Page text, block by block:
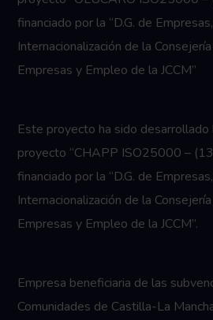
financiado por la “D.G. de
Internacionalización de la
Empresas y Empleo de la JCCM”
Este proyecto ha sido
proyecto “CHAPP ISO25000 –
financiado por la “D.G. de
Internacionalización de la
Empresas y Empleo de la JCCM”.
Empresa beneficiaria de las
Comunidades de Castilla-La